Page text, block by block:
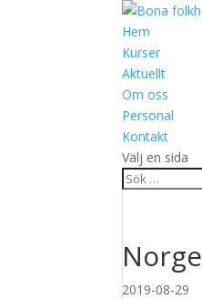
Hem
Kurser
Aktuellt
Om oss
Personal
Kontakt
Välj en sida
Norge
2019-08-29